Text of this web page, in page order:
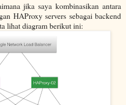
jika saya kombinasikan antara
HAProxy servers sebagai backend
lihat diagram berikut ini: